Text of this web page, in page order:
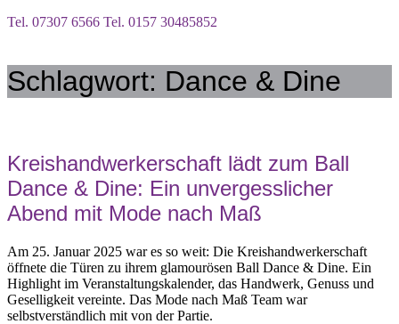
Tel. 07307 6566 Tel. 0157 30485852
Schlagwort: Dance & Dine
Kreishandwerkerschaft lädt zum Ball
Dance & Dine: Ein unvergesslicher
Abend mit Mode nach Maß
Am 25. Januar 2025 war es so weit: Die Kreishandwerkerschaft
öffnete die Türen zu ihrem glamourösen Ball Dance & Dine. Ein
Highlight im Veranstaltungskalender, das Handwerk, Genuss und
Geselligkeit vereinte. Das Mode nach Maß Team war
selbstverständlich mit von der Partie.